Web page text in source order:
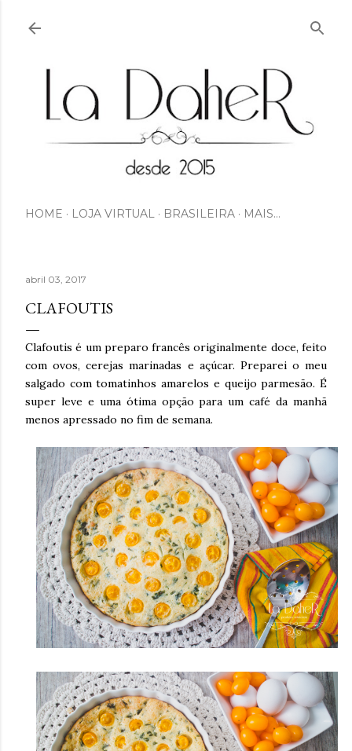
HOME LOJA VIRTUAL BRASILEIRA MAIS…
abril 03, 2017
CLAFOUTIS
Clafoutis é um preparo francês originalmente doce, feito
com ovos, cerejas marinadas e açúcar. Preparei o meu
salgado com tomatinhos amarelos e queijo parmesão. É
super leve e uma ótima opção para um café da manhã
menos apressado no fim de semana.